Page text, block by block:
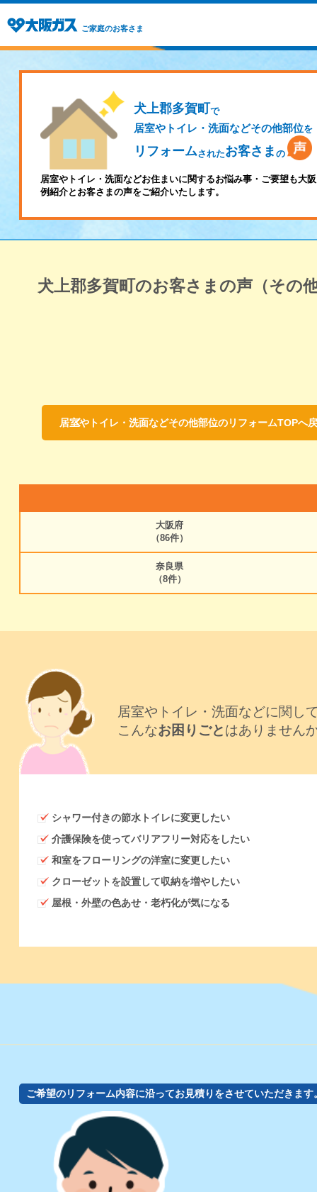
ご家庭のお客さま
犬上郡多賀町で
居室やトイレ・洗面などその他部位を
リフォームされたお客さま の
居室やトイレ・洗面などお住まいに関するお悩み事・ご要望も大
例紹介とお客さまの声をご紹介いたします。
犬上郡多賀町のお客さまの声（その
居室やトイレ・洗面などその他部位のリフォームTOPへ
大阪府
（86件）
奈良県
（8件）
居室やトイレ・洗面などに関し
こんなお困りごとはありません
シャワー付きの節水トイレに変更したい
介護保険を使ってバリアフリー対応をしたい
和室をフローリングの洋室に変更したい
クローゼットを設置して収納を増やしたい
屋根・外壁の色あせ・老朽化が気になる
ご希望のリフォーム内容に沿ってお見積りをさせていただきます